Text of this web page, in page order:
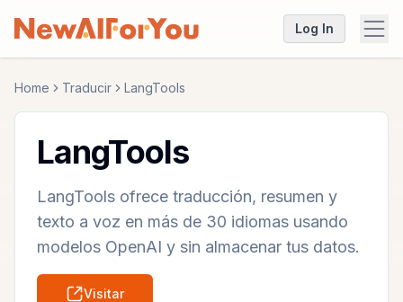
Log In
Home Traducir LangTools
LangTools
LangTools ofrece traducción, resumen y
texto a voz en más de 30 idiomas usando
modelos OpenAI y sin almacenar tus datos.
Visitar